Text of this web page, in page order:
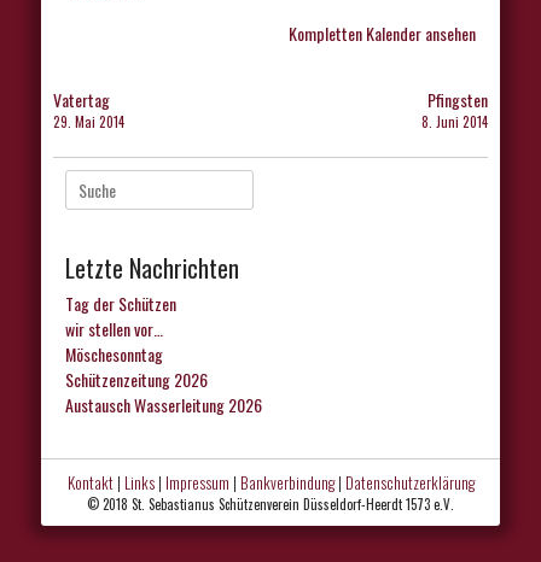
Kompletten Kalender ansehen
Beitragsnavigation
Vatertag
29. Mai 2014
Pfingsten
8. Juni 2014
Suche
nach:
Letzte Nachrichten
Tag der Schützen
wir stellen vor…
Möschesonntag
Schützenzeitung 2026
Austausch Wasserleitung 2026
Kontakt| Links| Impressum | Bankverbindung| Datenschutzerklärung
© 2018 St. Sebastianus Schützenverein Düsseldorf-Heerdt 1573 e.V.